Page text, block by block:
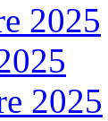
2025
2025